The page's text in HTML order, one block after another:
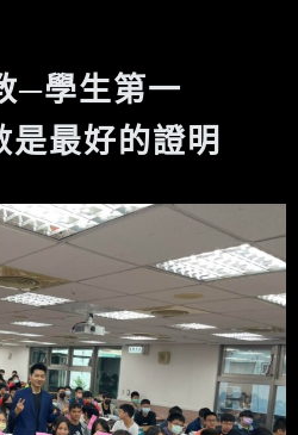
─學生第一
是最好的證明